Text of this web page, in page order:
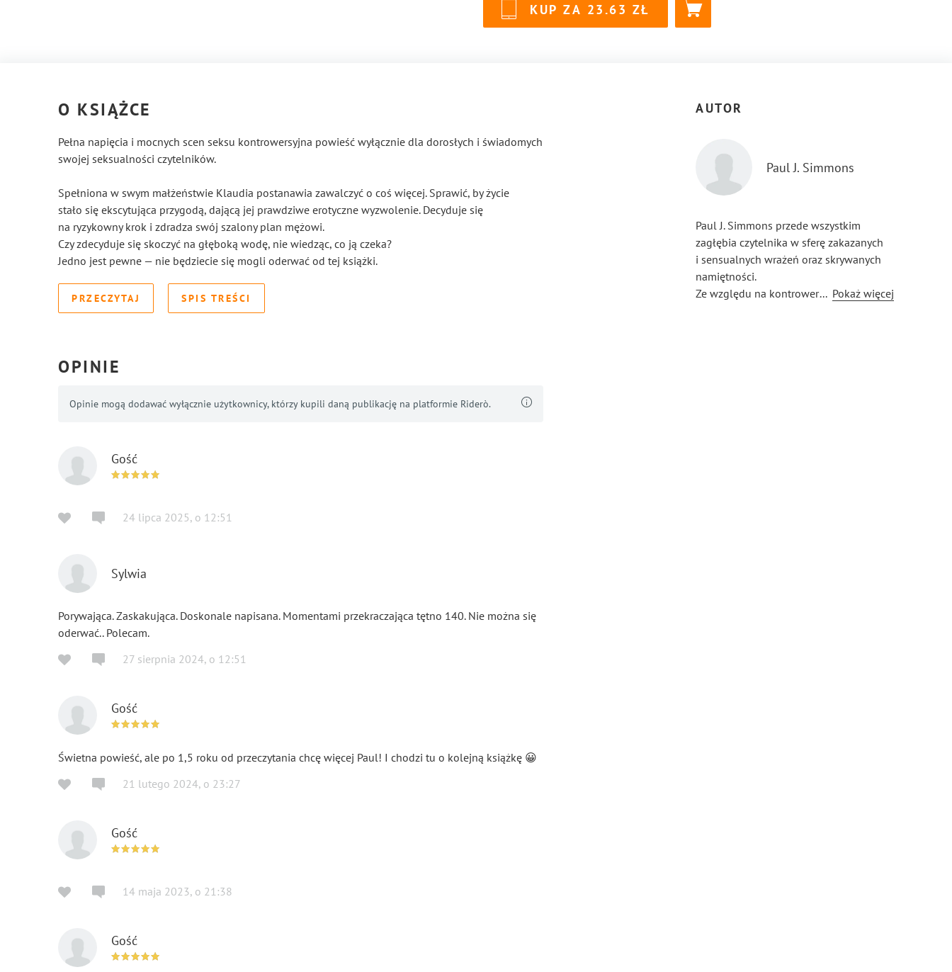
KUP ZA 23.63
O KSIĄŻCE
Pełna napięcia i mocnych scen seksu kontrowersyjna powieść wyłącznie dla dorosłych i świadomych
swojej seksualności czytelników.
Spełniona w swym małżeństwie Klaudia postanawia zawalczyć o coś więcej. Sprawić, by życie
stało się ekscytująca przygodą, dającą jej prawdziwe erotyczne wyzwolenie. Decyduje się
na ryzykowny krok i zdradza swój szalony plan mężowi.
Czy zdecyduje się skoczyć na głęboką wodę, nie wiedząc, co ją czeka?
Jedno jest pewne — nie będziecie się mogli oderwać od tej książki.
PRZECZYTAJ SPIS TREŚCI
OPINIE
Opinie mogą dodawać wyłącznie użytkownicy, którzy kupili daną publikację na platformie Riderò.
Gość
24 lipca 2025, o 12:51
Sylwia
Porywająca. Zaskakująca. Doskonale napisana. Momentami przekraczająca tętno 140. Nie można się
oderwać.. Polecam.
27 sierpnia 2024, o 12:51
Gość
Świetna powieść, ale po 1,5 roku od przeczytania chcę więcej Paul! I chodzi tu o kolejną książkę 😀
21 lutego 2024, o 23:27
Gość
14 maja 2023, o 21:38
Gość
AUTOR
Paul J. Simmons
Paul J. Simmons przede wszystkim
zagłębia czytelnika w sferę zakazanych
i sensualnych wrażeń oraz skrywanych
namiętności.
Ze względu na kontrowersyjne treści,
... Pokaż więcej